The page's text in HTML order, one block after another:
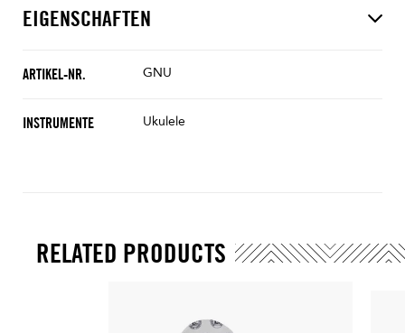
EIGENSCHAFTEN
ARTIKEL-NR. GNU
INSTRUMENTE Ukulele
RELATED PRODUCTS